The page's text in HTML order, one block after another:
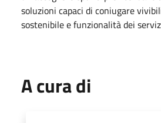
soluzioni capaci di coniugare
sostenibile e funzionalità dei
A cura di